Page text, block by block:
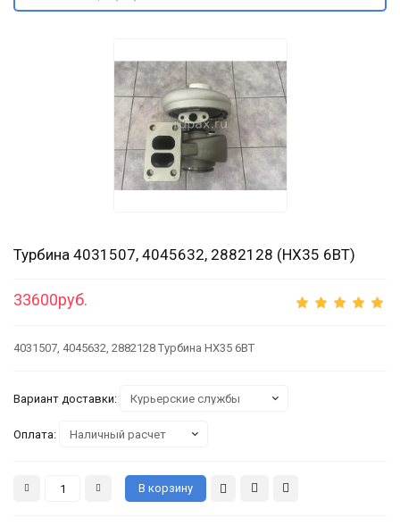
Турбина 4031507, 4045632, 2882128 (HX35 6BT)
33600руб.
4031507, 4045632, 2882128 Турбина HX35 6BT
Вариант доставки:
Оплата: